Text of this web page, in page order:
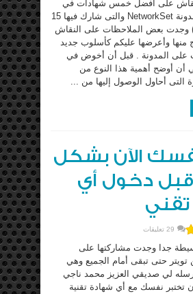
على أفضل خمس شهادات في
قطاع الـ IT في مدونة NetworkSet والتى شارك فيها 15
بعض الملاحظات على النقاش
منها وأعرضها عليكم كأسلوب جديد
على المدونة . قبل أن أخوض في
أن أوضح أهمية هذا النوع من
التى أحاول الوصول إليها من ...
الآن بشكل
دخول أي
تقني
29 تعليقات
جدا وجدت مشاركتها على
تويتر حتى تبقى أمام الجميع وهي
لي صديقي العزيز محمد ناجي
تختبر نفسك مع أي شهادة تقنية